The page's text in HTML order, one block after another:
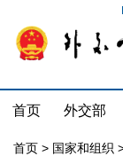
首页 外交部
首页 > 国家和组织